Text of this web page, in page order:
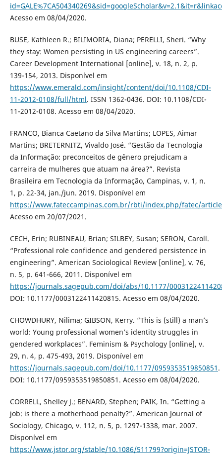
Acesso em 08/04/2020.
BUSE, Kathleen R.; BILIMORIA, Diana; PERELLI, Sheri. “Why
they stay: Women persisting in US engineering careers”.
Career Development International [online], v. 18, n. 2, p.
139-154, 2013. Disponível em
https://www.emerald.com/insight/content/doi/10.1108/CDI-
11-2012-0108/full/html. ISSN 1362-0436. DOI: 10.1108/CDI-
11-2012-0108. Acesso em 08/04/2020.
FRANCO, Bianca Caetano da Silva Martins; LOPES, Aimar
Martins; BRETERNITZ, Vivaldo José. “Gestão da Tecnologia
da Informação: preconceitos de gênero prejudicam a
carreira de mulheres que atuam na área?”. Revista
Brasileira em Tecnologia da Informação, Campinas, v. 1, n.
1, p. 22-34, jan./jun. 2019. Disponível em
https://www.fateccampinas.com.br/rbti/index.php/fatec/
Acesso em 20/07/2021.
CECH, Erin; RUBINEAU, Brian; SILBEY, Susan; SERON, Caroll.
“Professional role confidence and gendered persistence in
engineering”. American Sociological Review [online], v. 76,
n. 5, p. 641-666, 2011. Disponível em
https://journals.sagepub.com/doi/abs/10.1177/
DOI: 10.1177/0003122411420815. Acesso em 08/04/2020.
CHOWDHURY, Nilima; GIBSON, Kerry. “This is (still) a man’s
world: Young professional women’s identity struggles in
gendered workplaces”. Feminism & Psychology [online], v.
29, n. 4, p. 475-493, 2019. Disponível em
https://journals.sagepub.com/doi/10.1177/0959353519850851 .
DOI: 10.1177/0959353519850851. Acesso em 08/04/2020.
CORRELL, Shelley J.; BENARD, Stephen; PAIK, In. “Getting a
job: is there a motherhood penalty?”. American Journal of
Sociology, Chicago, v. 112, n. 5, p. 1297-1338, mar. 2007.
Disponível em
https://www.jstor.org/stable/10.1086/511799?origin=JSTOR-